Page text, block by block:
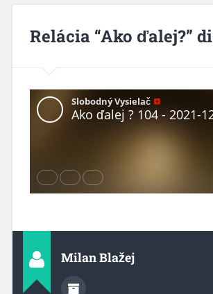
Relácia “Ako ďalej?”
Milan Blažej